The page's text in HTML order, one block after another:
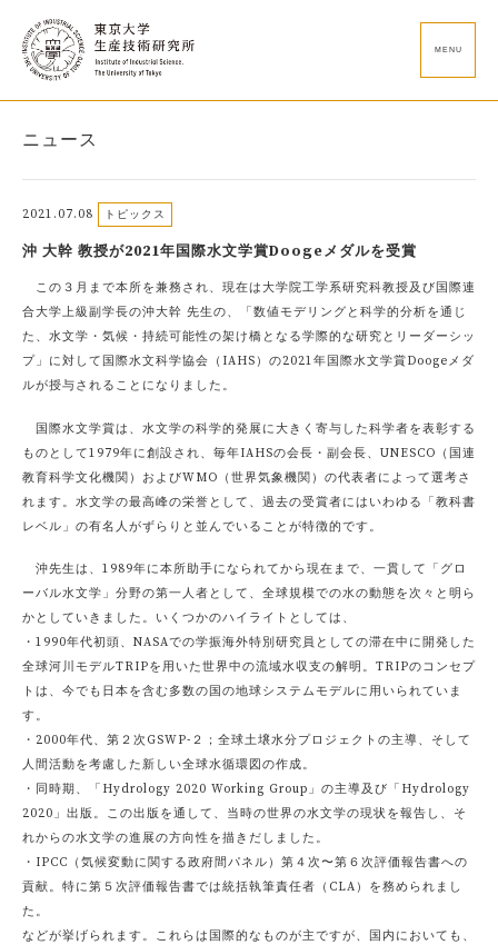
MENU
ニュース
2021.07.08 トピックス
沖 大幹 教授が2021年国際水文学賞Doogeメダルを受賞
この３月まで本所を兼務され、現在は大学院工学系研究科教授及び国際連
合大学上級副学長の沖大幹 先生の、「数値モデリングと科学的分析を通じ
た、水文学・気候・持続可能性の架け橋となる学際的な研究とリーダーシッ
プ」に対して国際水文科学協会（IAHS）の2021年国際水文学賞Doogeメダ
ルが授与されることになりました。
国際水文学賞は、水文学の科学的発展に大きく寄与した科学者を表彰する
ものとして1979年に創設され、毎年IAHSの会長・副会長、UNESCO（国連
教育科学文化機関）およびWMO（世界気象機関）の代表者によって選考さ
れます。水文学の最高峰の栄誉として、過去の受賞者にはいわゆる「教科書
レベル」の有名人がずらりと並んでいることが特徴的です。
沖先生は、1989年に本所助手になられてから現在まで、一貫して「グロ
ーバル水文学」分野の第一人者として、全球規模での水の動態を次々と明ら
かとしていきました。いくつかのハイライトとしては、
・1990年代初頭、NASAでの学振海外特別研究員としての滞在中に開発した
全球河川モデルTRIPを用いた世界中の流域水収支の解明。TRIPのコンセプ
トは、今でも日本を含む多数の国の地球システムモデルに用いられていま
す。
・2000年代、第２次GSWP-２；全球土壌水分プロジェクトの主導、そして
人間活動を考慮した新しい全球水循環図の作成。
・同時期、「Hydrology 2020 Working Group」の主導及び「Hydrology
2020」出版。この出版を通して、当時の世界の水文学の現状を報告し、そ
れからの水文学の進展の方向性を描きだしました。
・IPCC（気候変動に関する政府間パネル）第４次〜第６次評価報告書への
貢献。特に第５次評価報告書では統括執筆責任者（CLA）を務められまし
た。
などが挙げられます。これらは国際的なものが主ですが、国内においても、